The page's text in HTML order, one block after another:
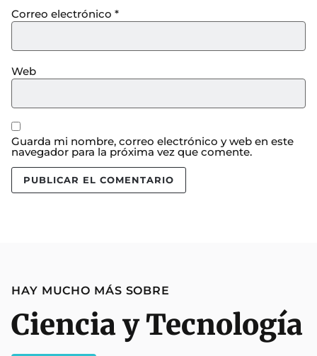
Correo electrónico *
Web
Guarda mi nombre, correo electrónico y web en este
navegador para la próxima vez que comente.
HAY MUCHO MÁS SOBRE
Ciencia y Tecnología